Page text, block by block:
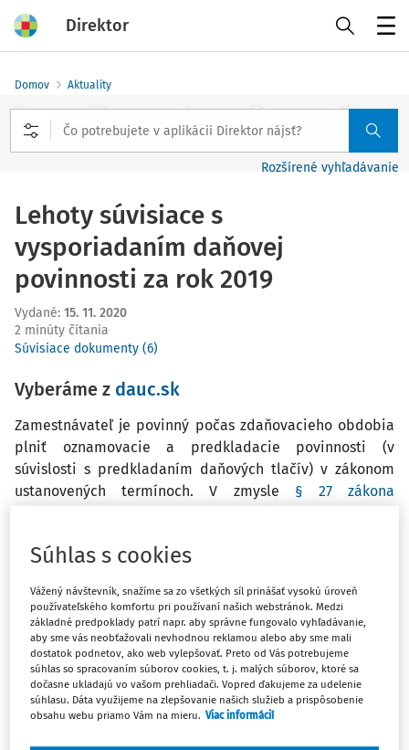
Direktor
Domov Aktuality
Rozšírené vyhľadávanie
Lehoty súvisiace s
vysporiadaním daňovej
povinnosti za rok 2019
Vydané: 15. 11. 2020
2 minúty čítania
Súvisiace dokumenty (6)
Vyberáme z dauc.sk
Zamestnávateľ je povinný počas zdaňovacieho obdobia
plniť oznamovacie a predkladacie povinnosti (v
súvislosti s predkladaním daňových tlačív) v zákonom
ustanovených termínoch. V zmysle § 27 zákona
pripadne na sobotu, nedeľu alebo deň pracovného
pracovný deň.
Z dôvodu pandémie spôsobenej korona vírusom SARS-
CoV-2 bola na území SR vyhlásená mimoriadna situácia
a následne núdzový stav. S cieľom znížiť negatívne
následky pandémie boli vo finančnej oblasti prijaté
Súhlas s cookies
Vážený návštevník, snažíme sa zo všetkých síl prinášať vysokú úroveň
používateľského komfortu pri používaní našich webstránok. Medzi
základné predpoklady patrí napr. aby správne fungovalo vyhľadávanie,
aby sme vás neobťažovali nevhodnou reklamou alebo aby sme mali
dostatok podnetov, ako web vylepšovať. Preto od Vás potrebujeme
súhlas so spracovaním súborov cookies, t. j. malých súborov, ktoré sa
dočasne ukladajú vo vašom prehliadači. Vopred ďakujeme za udelenie
súhlasu. Dáta využijeme na zlepšovanie našich služieb a prispôsobenie
obsahu webu priamo Vám na mieru. Viac informácií